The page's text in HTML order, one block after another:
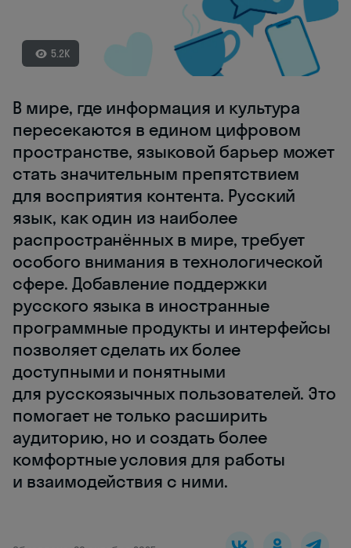
5.2K
В мире, где информация и культура
пересекаются в едином цифровом
пространстве, языковой барьер может
стать значительным препятствием
для восприятия контента. Русский
язык, как один из наиболее
распространённых в мире, требует
особого внимания в технологической
сфере. Добавление поддержки
русского языка в иностранные
программные продукты и интерфейсы
позволяет сделать их более
доступными и понятными
для русскоязычных пользователей. Это
помогает не только расширить
аудиторию, но и создать более
комфортные условия для работы
и взаимодействия с ними.